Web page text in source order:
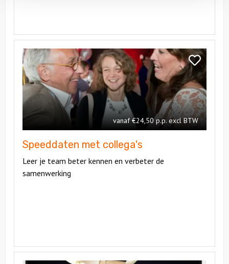
Bekijk
Speeddaten
met
collega's
vanaf €24,50 p.p. excl BTW
Speeddaten met collega's
Leer je team beter kennen en verbeter de
samenwerking
Speeddaten
met
collega's